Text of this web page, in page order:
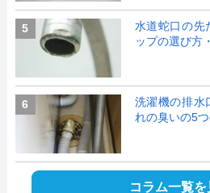
5
水道蛇口の先
ップの選び方
6
洗濯機の排水
れの臭いの5
コラム一覧を